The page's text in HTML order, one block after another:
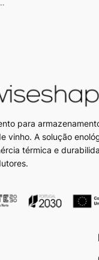
para
vinho. A solução
térmica e